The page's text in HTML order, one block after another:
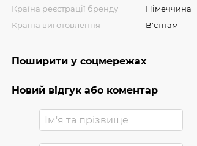
Країна реєстрації бренду
Німеччина
Країна виготовлення
В'єтнам
Поширити у соцмережах
Новий відгук або коментар